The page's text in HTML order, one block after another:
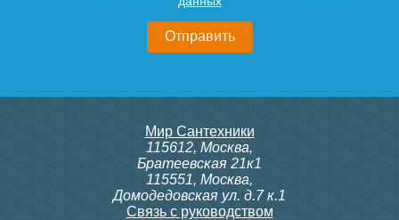
Мир Сантехники
115612, Москва,
Братеевская 21к1
115551, Москва,
Домодедовская ул. д.7 к.1
Связь с руководством